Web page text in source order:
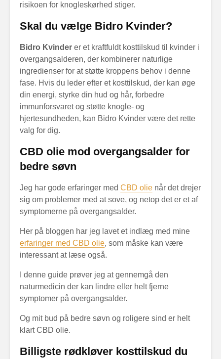
risikoen for knogleskørhed stiger.
Skal du vælge Bidro Kvinder?
Bidro Kvinder er et kraftfuldt kosttilskud til kvinder i
overgangsalderen, der kombinerer naturlige
ingredienser for at støtte kroppens behov i denne
fase. Hvis du leder efter et kosttilskud, der kan øge
din energi, styrke din hud og hår, forbedre
immunforsvaret og støtte knogle- og
hjertesundheden, kan Bidro Kvinder være det rette
valg for dig.
CBD olie mod overgangsalder for
bedre søvn
Jeg har gode erfaringer med CBD olie når det drejer
sig om problemer med at sove, og netop det er et af
symptomerne på overgangsalder.
Her på bloggen har jeg lavet et indlæg med mine
erfaringer med CBD olie, som måske kan være
interessant at læse også.
I denne guide prøver jeg at gennemgå den
naturmedicin der kan lindre eller helt fjerne
symptomer på overgangsalder.
Og mit bud på bedre søvn og roligere sind er helt
klart CBD olie.
Billigste rødkløver kosttilskud du